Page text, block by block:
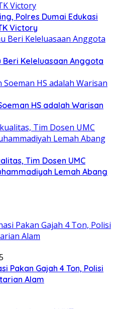
Polres Dumai Edukasi
Victory
Keleluasaan Anggota
HS adalah Warisan
Tim Dosen UMC
Lemah Abang
Pakan Gajah 4 Ton, Polisi
Alam